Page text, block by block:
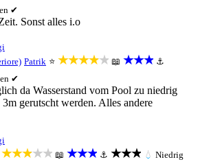
✔
Sonst alles i.o
Patrik ⭐ ★★★★★ 📖 ★★★ ⚓
✔
da Wasserstand vom Pool zu niedrig
gerutscht werden. Alles andere
★★★★★ 📖 ★★★ ⚓ ★★★ 💧 Niedrig